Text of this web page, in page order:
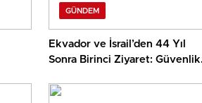
GÜNDEM
Ekvador ve İsrail’den 44 Yıl
Sonra Birinci Ziyaret: Güvenlik